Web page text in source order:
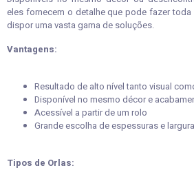
eles fornecem o detalhe que pode fazer toda
dispor uma vasta gama de soluções.
Vantagens:
Resultado de alto nível tanto visual
Disponível no mesmo décor e
Acessível a partir de um rolo
Grande escolha de espessuras e
Tipos de Orlas: